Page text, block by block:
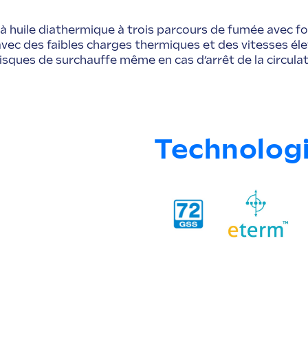
huile diathermique à trois parcours de fumée avec
des faibles charges thermiques et des vitesses
de surchauffe même en cas d’arrêt de la